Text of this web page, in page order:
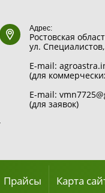
Адрес:
Ростовская
ул.
E-mail:
(для
E-mail:
(для заявок)
Прайсы Карта